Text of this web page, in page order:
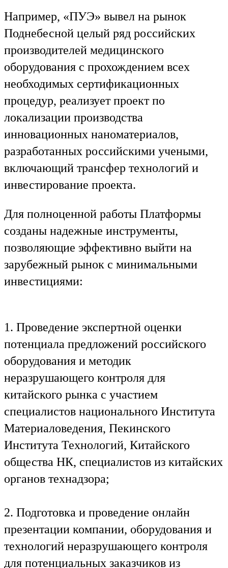
Например, «ПУЭ» вывел на рынок
Поднебесной целый ряд российских
производителей медицинского
оборудования с прохождением всех
необходимых сертификационных
процедур, реализует проект по
локализации производства
инновационных наноматериалов,
разработанных российскими учеными,
включающий трансфер технологий и
инвестирование проекта.
Для полноценной работы Платформы
созданы надежные инструменты,
позволяющие эффективно выйти на
зарубежный рынок с минимальными
инвестициями:
1. Проведение экспертной оценки
потенциала предложений российского
оборудования и методик
неразрушающего контроля для
китайского рынка с участием
специалистов национального Института
Материаловедения, Пекинского
Института Технологий, Китайского
общества НК, специалистов из китайских
органов технадзора;
2. Подготовка и проведение онлайн
презентации компании, оборудования и
технологий неразрушающего контроля
для потенциальных заказчиков из